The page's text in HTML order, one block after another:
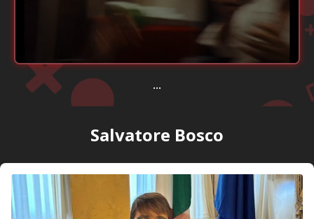
...
Salvatore Bosco